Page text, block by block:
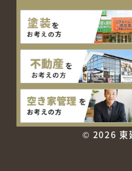
© 2026 東